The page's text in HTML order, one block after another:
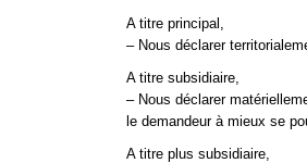
A titre principal,
– Nous déclarer
A titre subsidiaire,
– Nous déclarer
le demandeur à mieux se
A titre plus subsidiaire,